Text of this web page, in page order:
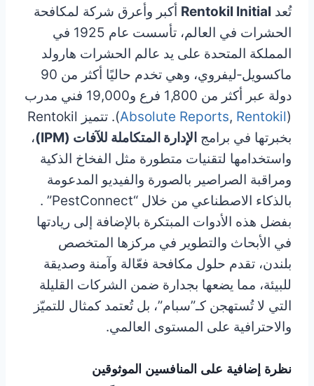
تُعد Rentokil Initial أكبر وأعرق شركة لمكافحة
الحشرات في العالم، تأسست عام 1925 في
المملكة المتحدة على يد عالم الحشرات هارولد
ماكسويل‑ليفروي، وهي تخدم حاليًا أكثر من 90
دولة عبر أكثر من 1,800 فرع و19,000 فني مدرب
(
Absolute Reports, Rentokil
). تتميز Rentokil
بخبرتها في برامج الإدارة المتكاملة للآفات (IPM)
،
واستخدامها لتقنيات متطورة مثل الفخاخ الذكية
ومراقبة الصراصير بالصورة والفيديو المدعومة
بالذكاء الاصطناعي من خلال “PestConnect” .
بفضل هذه الأدوات المبتكرة بالإضافة إلى ريادتها
في الأبحاث والتطوير في مركزها المتخصص
بلندن، تقدم حلول مكافحة فعّالة وآمنة وصديقة
للبيئة، مما يضعها بجدارة ضمن الشركات القليلة
التي لا تُستهجن كـ”سبام”، بل تُعتمد كمثال للتميّز
والاحترافية على المستوى العالمي.
نظرة إضافية على المنافسين الموثوقين